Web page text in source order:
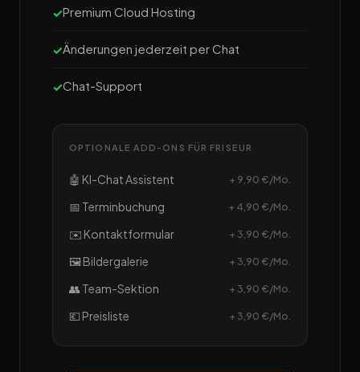
Premium Cloud Hosting
Änderungen jederzeit per Chat
Chat-Support
OPTIONALE ADD-ONS FÜR FRISEUR
🤖 KI-Chat Assistent + 9,90 €/Mo.
📅 Terminbuchung + 4,90 €/Mo.
✉️ Kontaktformular + 3,90 €/Mo.
🖼️ Bildergalerie + 3,90 €/Mo.
👥 Team-Sektion + 3,90 €/Mo.
💶 Preisliste + 3,90 €/Mo.